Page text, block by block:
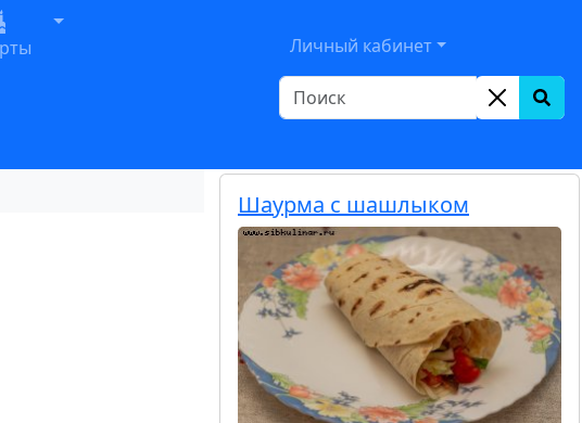
Toggle Dropdown
Личный кабинет
Шаурма с шашлыком